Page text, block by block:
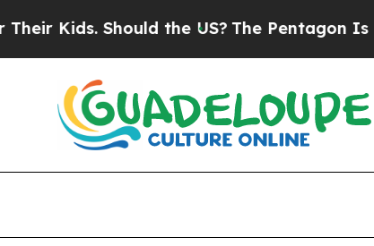
Should the US?The Pentagon Is Posting